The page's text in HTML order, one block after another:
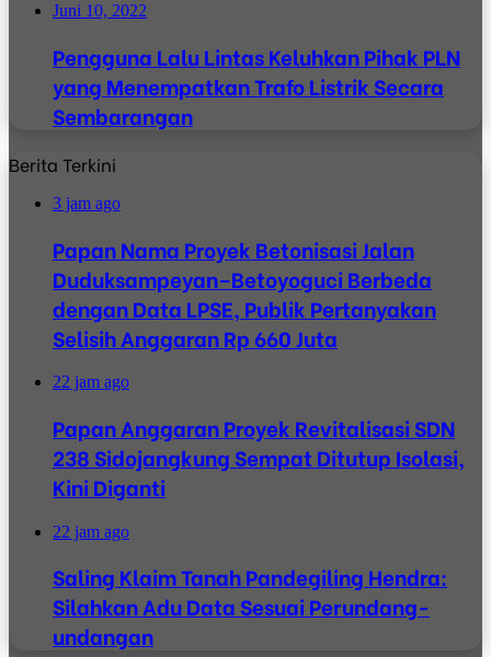
Juni 10, 2022
Pengguna Lalu Lintas Keluhkan Pihak PLN
yang Menempatkan Trafo Listrik Secara
Sembarangan
Berita Terkini
3 jam ago
Papan Nama Proyek Betonisasi Jalan
Duduksampeyan–Betoyoguci Berbeda
dengan Data LPSE, Publik Pertanyakan
Selisih Anggaran Rp 660 Juta
22 jam ago
Papan Anggaran Proyek Revitalisasi SDN
238 Sidojangkung Sempat Ditutup Isolasi,
Kini Diganti
22 jam ago
Saling Klaim Tanah Pandegiling Hendra:
Silahkan Adu Data Sesuai Perundang-
undangan